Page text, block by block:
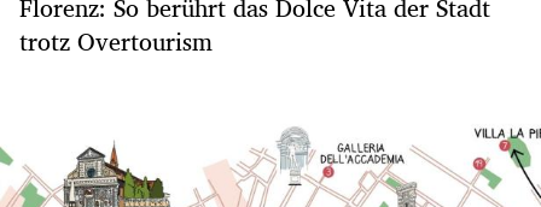
trotz Overtourism